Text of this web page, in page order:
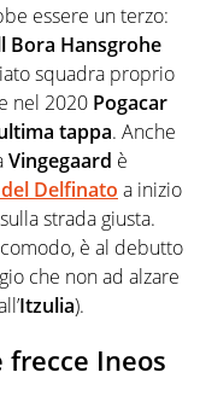
essere un terzo:
Bora Hansgrohe
squadra proprio
nel 2020 Pogacar
tappa. Anche
Vingegaard è
Delfinato a inizio
strada giusta.
è al debutto
che non ad alzare
Itzulia).
Ineos